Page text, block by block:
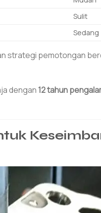
Sulit
Sedang
strategi pemotongan
dengan12 tahun